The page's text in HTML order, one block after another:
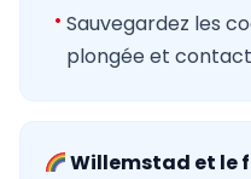
Sauvegardez les
plongée et
Willemstad et le